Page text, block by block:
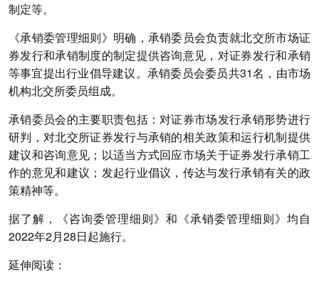
制定等。
《承销委管理细则》明确，承销委员会负责就北交所市场证
券发行和承销制度的制定提供咨询意见，对证券发行和承销
等事宜提出行业倡导建议。承销委员会委员共31名，由市场
机构北交所委员组成。
承销委员会的主要职责包括：对证券市场发行承销形势进行
研判，对北交所证券发行与承销的相关政策和运行机制提供
建议和咨询意见；以适当方式回应市场关于证券发行承销工
作的意见和建议；发起行业倡议，传达与发行承销有关的政
策精神等。
据了解，《咨询委管理细则》和《承销委管理细则》均自
2022年2月28日起施行。
延伸阅读：